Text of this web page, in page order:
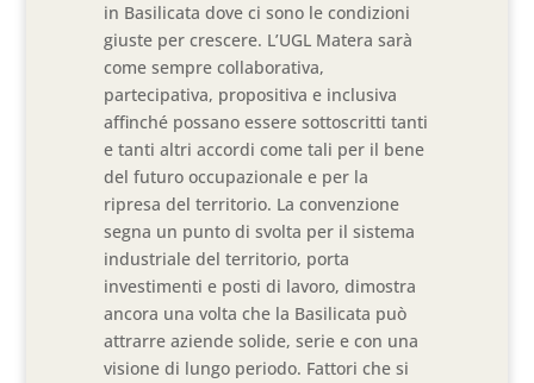
in Basilicata dove ci sono le condizioni
giuste per crescere. L’UGL Matera sarà
come sempre collaborativa,
partecipativa, propositiva e inclusiva
affinché possano essere sottoscritti tanti
e tanti altri accordi come tali per il bene
del futuro occupazionale e per la
ripresa del territorio. La convenzione
segna un punto di svolta per il sistema
industriale del territorio, porta
investimenti e posti di lavoro, dimostra
ancora una volta che la Basilicata può
attrarre aziende solide, serie e con una
visione di lungo periodo. Fattori che si